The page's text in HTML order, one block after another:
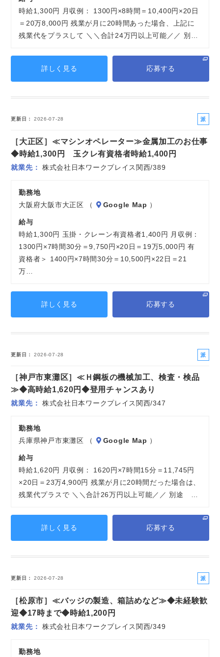
時給1,300円 月収例： 1300円×8時間＝10,400円×20日
＝20万8,000円 残業が月に20時間あった場合、上記に
残業代をプラスして ＼＼合計24万円以上可能／／ 別…
詳しく見る 応募する
更新日 2026-07-28
派
社
［大正区］≪マシンオペレーター≫金属加工のお仕事
◆時給1,300円 玉クレ有資格者時給1,400円
就業先 株式会社日本ワークプレイス関西/389
勤務地
大阪府大阪市大正区 （
Google Map ）
給与
時給1,300円 玉掛・クレーン有資格者1,400円 月収例：
1300円×7時間30分＝9,750円×20日＝19万5,000円 有
資格者＞ 1400円×7時間30分＝10,500円×22日＝21
万…
詳しく見る 応募する
更新日 2026-07-28
派
［神戸市東灘区］≪Ｈ鋼板の機械加工、検査・検品
≫◆高時給1,620円◆登用チャンスあり
就業先 株式会社日本ワークプレイス関西/347
勤務地
兵庫県神戸市東灘区 （
Google Map ）
給与
時給1,620円 月収例： 1620円×7時間15分＝11,745円
×20日＝23万4,900円 残業が月に20時間だった場合は、
残業代プラスで ＼＼合計26万円以上可能／／ 別途 …
詳しく見る 応募する
更新日 2026-07-28
派
社
［松原市］≪バッジの製造、箱詰めなど≫◆未経験歓
迎◆17時まで◆時給1,200円
就業先 株式会社日本ワークプレイス関西/349
勤務地